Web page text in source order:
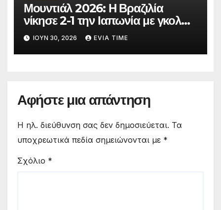
Μουντιάλ 2026: Η Βραζιλία
νίκησε 2-1 την Ιαπωνία με γκολ
στο 90′ λεπτό
ΙΟΎΝ 30, 2026 EVIA TIME
Αφήστε μια απάντηση
Η ηλ. διεύθυνση σας δεν δημοσιεύεται. Τα
υποχρεωτικά πεδία σημειώνονται με *
Σχόλιο *